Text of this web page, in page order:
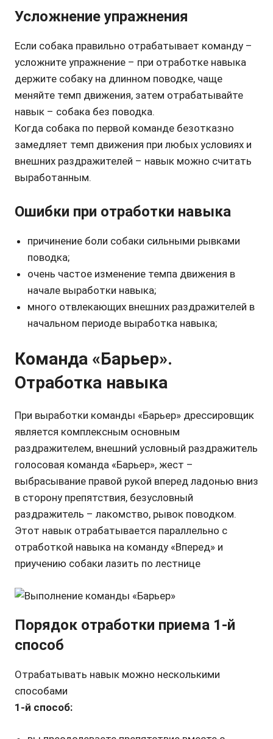
Усложнение упражнения
Если собака правильно отрабатывает команду –
усложните упражнение – при отработке навыка
держите собаку на длинном поводке, чаще
меняйте темп движения, затем отрабатывайте
навык – собака без поводка.
Когда собака по первой команде безотказно
замедляет темп движения при любых условиях и
внешних раздражителей – навык можно считать
выработанным.
Ошибки при отработки навыка
причинение боли собаки сильными рывками
поводка;
очень частое изменение темпа движения в
начале выработки навыка;
много отвлекающих внешних раздражителей в
начальном периоде выработка навыка;
Команда «Барьер».
Отработка навыка
При выработки команды «Барьер» дрессировщик
является комплексным основным
раздражителем, внешний условный раздражитель
голосовая команда «Барьер», жест –
выбрасывание правой рукой вперед ладонью вниз
в сторону препятствия, безусловный
раздражитель – лакомство, рывок поводком.
Этот навык отрабатывается параллельно с
отработкой навыка на команду «Вперед» и
приучению собаки лазить по лестнице
Порядок отработки приема 1-й
способ
Отрабатывать навык можно несколькими
способами
1-й способ: